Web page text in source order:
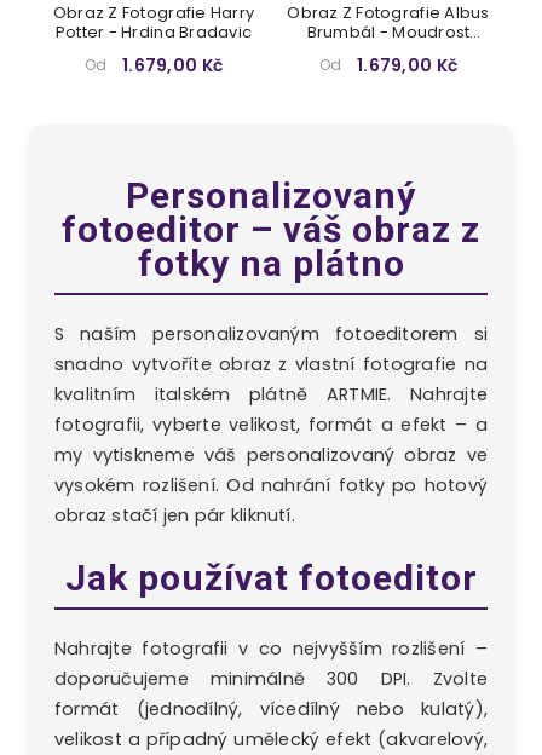
Obraz Z Fotografie Harry
Potter - Hrdina Bradavic
Od 1.679,00 Kč
Obraz Z Fotografie Albus
Brumbál - Moudrost
Od 1.679,00 Kč
Personalizovaný
fotoeditor – váš obraz z
fotky na plátno
S naším personalizovaným fotoeditorem si
snadno vytvoříte obraz z vlastní fotografie na
kvalitním italském plátně ARTMIE. Nahrajte
fotografii, vyberte velikost, formát a efekt – a
my vytiskneme váš personalizovaný obraz ve
vysokém rozlišení. Od nahrání fotky po hotový
obraz stačí jen pár kliknutí.
Jak používat fotoeditor
Nahrajte fotografii v co nejvyšším rozlišení –
doporučujeme minimálně 300 DPI. Zvolte
formát (jednodílný, vícedílný nebo kulatý),
velikost a případný umělecký efekt (akvarelový,